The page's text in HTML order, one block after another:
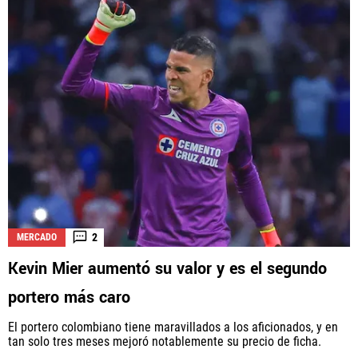
MERCADO 2
Kevin Mier aumentó su valor y es el segundo
portero más caro
El portero colombiano tiene maravillados a los aficionados, y en
tan solo tres meses mejoró notablemente su precio de ficha.